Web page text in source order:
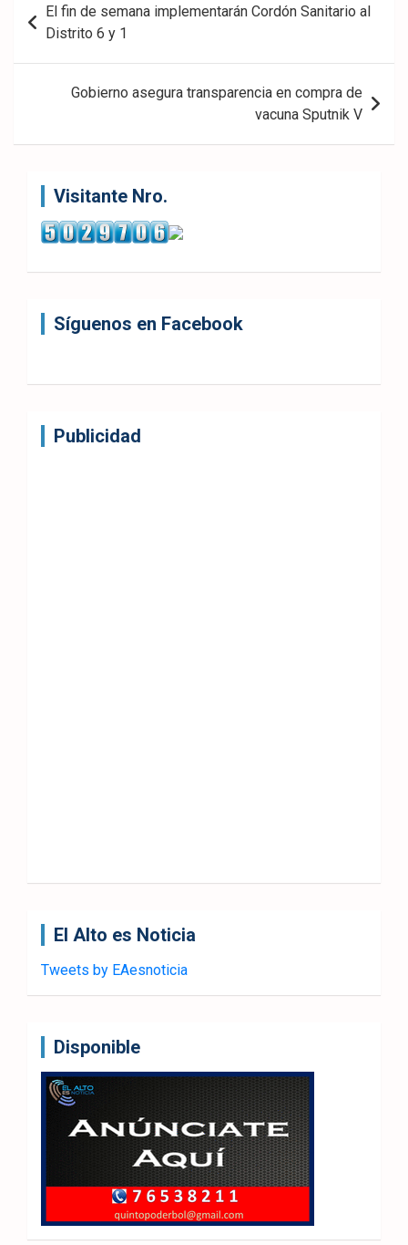
de
entradas
El fin de semana implementarán Cordón Sanitario al
Distrito 6 y 1
Gobierno asegura transparencia en compra de
vacuna Sputnik V
Visitante Nro.
Síguenos en Facebook
Publicidad
El Alto es Noticia
Tweets by EAesnoticia
Disponible